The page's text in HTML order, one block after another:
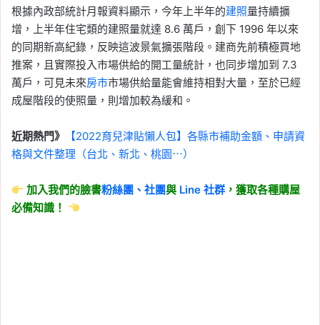
根據內政部統計月報資料顯示，今年上半年的建照量持續擴
增，上半年住宅類的建照量就達 8.6 萬戶，創下 1996 年以來
的同期新高紀錄，反映這波景氣擴張階段。建商先前積極買地
推案，且實際投入市場供給的開工量統計，也同步增加到 7.3
萬戶，可見未來房市市場供給量能會維持相對大量，至於已經
成屋階段的使照量，則增加較為緩和。
近期熱門》
【2022育兒津貼懶人包】各縣市補助金額、申請資
格與文件整理（台北、新北、桃園⋯）
加入我們的臉書粉絲團、社團與 Line社群 ，獲取各種購屋
必備知識！